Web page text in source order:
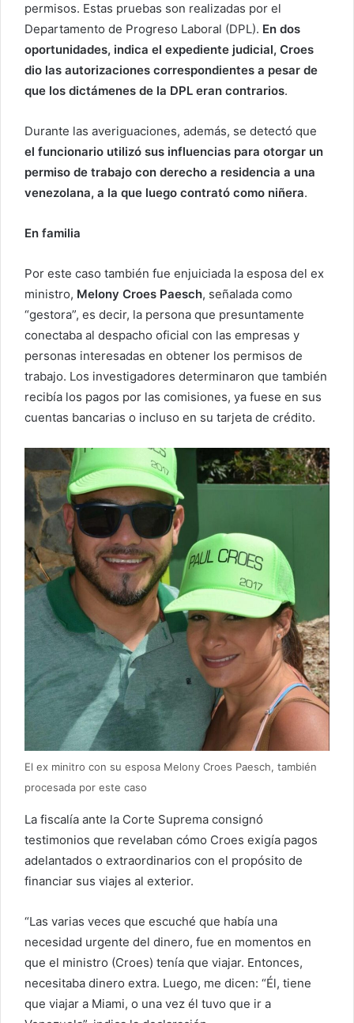
permisos. Estas pruebas son realizadas por el
Departamento de Progreso Laboral (DPL). En dos
oportunidades, indica el expediente judicial, Croes
dio las autorizaciones correspondientes a pesar de
que los dictámenes de la DPL eran contrarios.
Durante las averiguaciones, además, se detectó que
el funcionario utilizó sus influencias para otorgar un
permiso de trabajo con derecho a residencia a una
venezolana, a la que luego contrató como niñera.
En familia
Por este caso también fue enjuiciada la esposa del ex
ministro, Melony Croes Paesch, señalada como
“gestora”, es decir, la persona que presuntamente
conectaba al despacho oficial con las empresas y
personas interesadas en obtener los permisos de
trabajo. Los investigadores determinaron que también
recibía los pagos por las comisiones, ya fuese en sus
cuentas bancarias o incluso en su tarjeta de crédito.
El ex minitro con su esposa Melony Croes Paesch, también
procesada por este caso
La fiscalía ante la Corte Suprema consignó
testimonios que revelaban cómo Croes exigía pagos
adelantados o extraordinarios con el propósito de
financiar sus viajes al exterior.
“Las varias veces que escuché que había una
necesidad urgente del dinero, fue en momentos en
que el ministro (Croes) tenía que viajar. Entonces,
necesitaba dinero extra. Luego, me dicen: “Él, tiene
que viajar a Miami, o una vez él tuvo que ir a